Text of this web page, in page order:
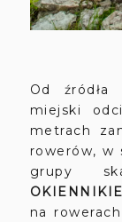
Od źródła
miejski
metrach
rowerów, w
grupy
na